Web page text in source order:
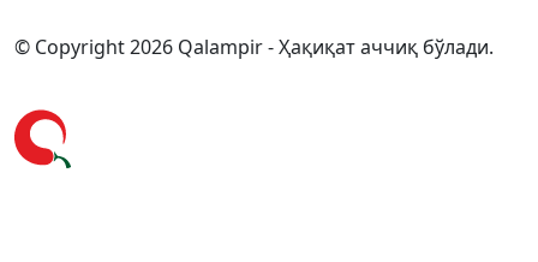
© Copyright 2026 Qalampir - Ҳақиқат аччиқ бўлади.